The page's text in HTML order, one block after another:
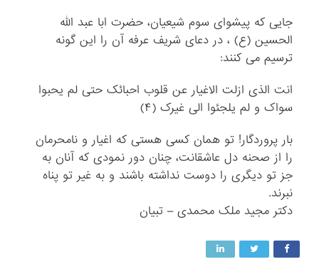
جایی که پیشوای سوم شیعیان، حضرت ابا عبد الله
الحسین (ع) ، در دعای شریف عرفه آن را این گونه
ترسیم می کنند:
انت الذی ازلت الاغیار عن قلوب احبائک حتی لم یحبوا
سواک و لم یلجئوا الی غیرک (۴)
بار پروردگار! تو همان کسی هستی که اغیار و نامحرمان
را از صحنه دل عاشقانت، چنان دور نمودی که آنان به
جز تو دیگری را دوست نداشته باشند و به غیر تو پناه
نبرند.
دکتر مجید ملک محمدی – تبیان